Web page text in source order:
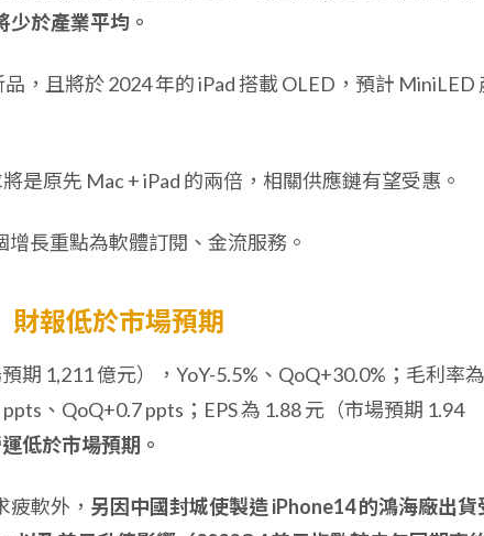
於產業平均。
，且將於 2024 年的 iPad 搭載 OLED，預計 MiniLED
是原先 Mac + iPad 的兩倍，相關供應鏈有望受惠。
長重點為軟體訂閱、金流服務。
財報低於市場預期
期 1,211 億元），YoY-5.5%、QoQ+30.0%；毛利率為
、QoQ+0.7 ppts；EPS 為 1.88 元（市場預期 1.94
低於市場預期。
軟外， 另因中國封城使製造 iPhone14 的鴻海廠出貨